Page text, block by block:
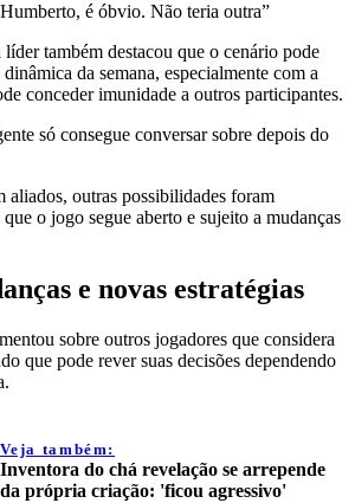
é óbvio. Não teria outra”
também destacou que o cenário pode
da semana, especialmente com a
conceder imunidade a outros participantes.
só consegue conversar sobre depois do
aliados, outras possibilidades foram
o jogo segue aberto e sujeito a mudanças
e novas estratégias
sobre outros jogadores que considera
que pode rever suas decisões dependendo
Veja também:
Inventora do chá revelação se arrepende
da própria criação: 'ficou agressivo'